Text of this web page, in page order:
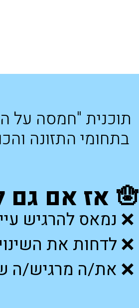
תוכנית "חמסה על
בתחומי התזונה
🪬 אז אם גם
❌ נמאס להרגיש
❌ לדחות את
❌ את/ה מרגיש/ה